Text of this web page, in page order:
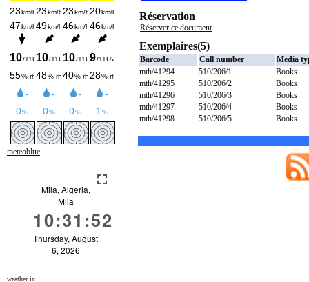
Réservation
Réserver ce document
Exemplaires(5)
Barcode Call number
Media
mth/41294
510/206/1
Books
mth/41295
510/206/2
Books
mth/41296
510/206/3
Books
mth/41297
510/206/4
Books
mth/41298
510/206/5 Books
meteoblue
weather in